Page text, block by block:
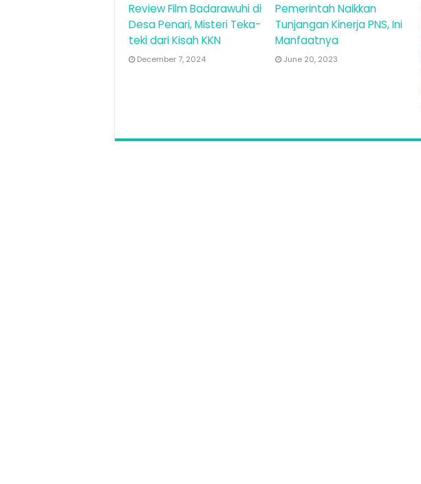
Review Film Badarawuhi di
Desa Penari, Misteri Teka-
teki dari Kisah KKN
December 7, 2024
Pemerintah Naikkan
Tunjangan Kinerja PNS, Ini
Manfaatnya
June 20, 2023